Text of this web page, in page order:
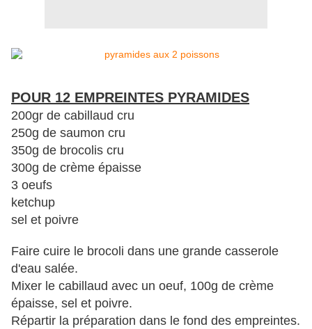
POUR 12 EMPREINTES PYRAMIDES
200gr de cabillaud cru
250g de saumon cru
350g de brocolis cru
300g de crème épaisse
3 oeufs
ketchup
sel et poivre
Faire cuire le brocoli dans une grande casserole
d'eau salée.
Mixer le cabillaud avec un oeuf, 100g de crème
épaisse, sel et poivre.
Répartir la préparation dans le fond des empreintes.